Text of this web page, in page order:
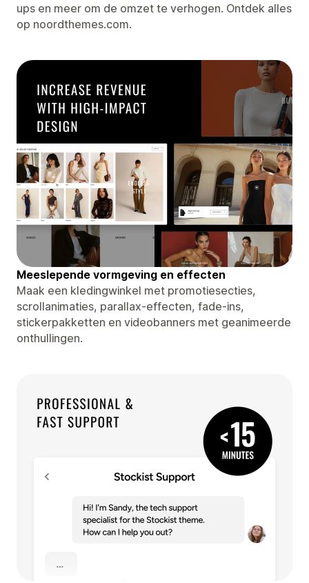
ups en meer om de omzet te verhogen. Ontdek alles
op noordthemes.com.
Meeslepende vormgeving en effecten
Maak een kledingwinkel met promotiesecties,
scrollanimaties, parallax-effecten, fade-ins,
stickerpakketten en videobanners met geanimeerde
onthullingen.